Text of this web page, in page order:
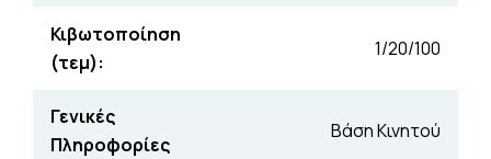
Κιβωτοποίηση
(τεμ):
1/20/100
Γενικές
Πληροφορίες
Βάση Κινητού